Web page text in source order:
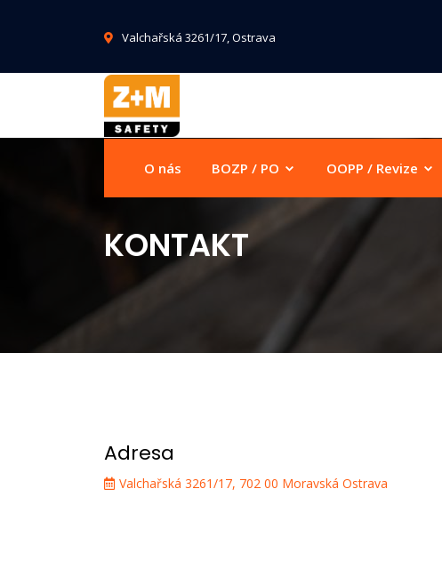
Valchařská 3261/17, Ostrava
O nás BOZP / PO OOPP / Revize
KONTAKT
Adresa
Valchařská 3261/17, 702 00 Moravská Ostrava